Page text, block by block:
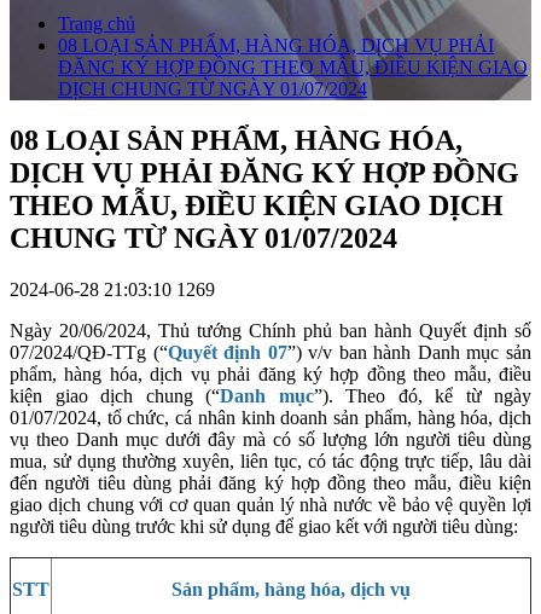
Trang chủ
08 LOẠI SẢN PHẨM, HÀNG HÓA, DỊCH VỤ PHẢI
ĐĂNG KÝ HỢP ĐỒNG THEO MẪU, ĐIỀU KIỆN GIAO
DỊCH CHUNG TỪ NGÀY 01/07/2024
08 LOẠI SẢN PHẨM, HÀNG HÓA,
DỊCH VỤ PHẢI ĐĂNG KÝ HỢP ĐỒNG
THEO MẪU, ĐIỀU KIỆN GIAO DỊCH
CHUNG TỪ NGÀY 01/07/2024
2024-06-28 21:03:10 1269
Ngày 20/06/2024, Thủ tướng Chính phủ ban hành Quyết định số
07/2024/QĐ-TTg (“Quyết định 07”) v/v ban hành Danh mục sản
phẩm, hàng hóa, dịch vụ phải đăng ký hợp đồng theo mẫu, điều
kiện giao dịch chung (“Danh mục”). Theo đó, kể từ ngày
01/07/2024, tổ chức, cá nhân kinh doanh sản phẩm, hàng hóa, dịch
vụ theo Danh mục dưới đây mà có số lượng lớn người tiêu dùng
mua, sử dụng thường xuyên, liên tục, có tác động trực tiếp, lâu dài
đến người tiêu dùng phải đăng ký hợp đồng theo mẫu, điều kiện
giao dịch chung với cơ quan quản lý nhà nước về bảo vệ quyền lợi
người tiêu dùng trước khi sử dụng để giao kết với người tiêu dùng:
STT Sản phẩm, hàng hóa, dịch vụ